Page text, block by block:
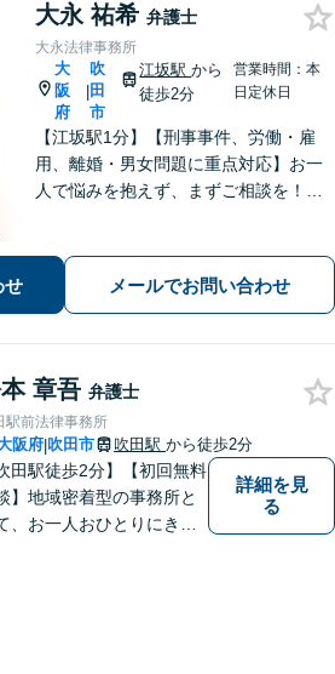
大永 祐希 弁護士
大永法律事務所
大
阪
府
|
吹
田
市
江坂駅から
徒歩2分
営業時間：本
日定休日
【江坂駅1分】【刑事事件、労働・雇
用、離婚・男女問題に重点対応】お一
人で悩みを抱えず、まずご相談を！き
します。当日・夜間・電話相談可能で
す。【法テラス利用可】【WEB面談
せ メールでお問い合わせ
章吾 弁護士
駅前法律事務所
阪府|吹田市 吹田駅 から徒歩2分
田駅徒歩2分】【初回無料
】地域密着型の事務所と
、お一人おひとりにきめ
詳細を見
る